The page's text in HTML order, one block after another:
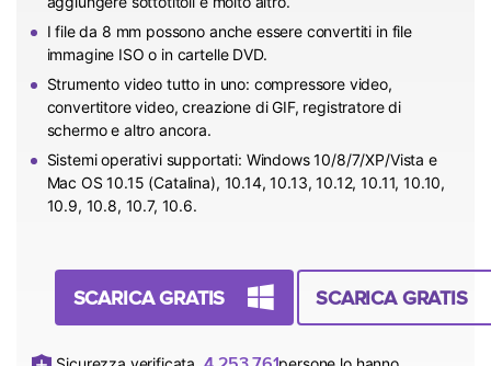
I file da 8 mm possono anche essere convertiti in file
immagine ISO o in cartelle DVD.
Strumento video tutto in uno: compressore video,
convertitore video, creazione di GIF, registratore di
schermo e altro ancora.
Sistemi operativi supportati: Windows 10/8/7/XP/Vista e
Mac OS 10.15 (Catalina), 10.14, 10.13, 10.12, 10.11, 10.10,
10.9, 10.8, 10.7, 10.6.
SCARICA GRATIS SCARICA GRATIS